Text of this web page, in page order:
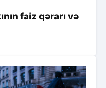
faiz qərarı və